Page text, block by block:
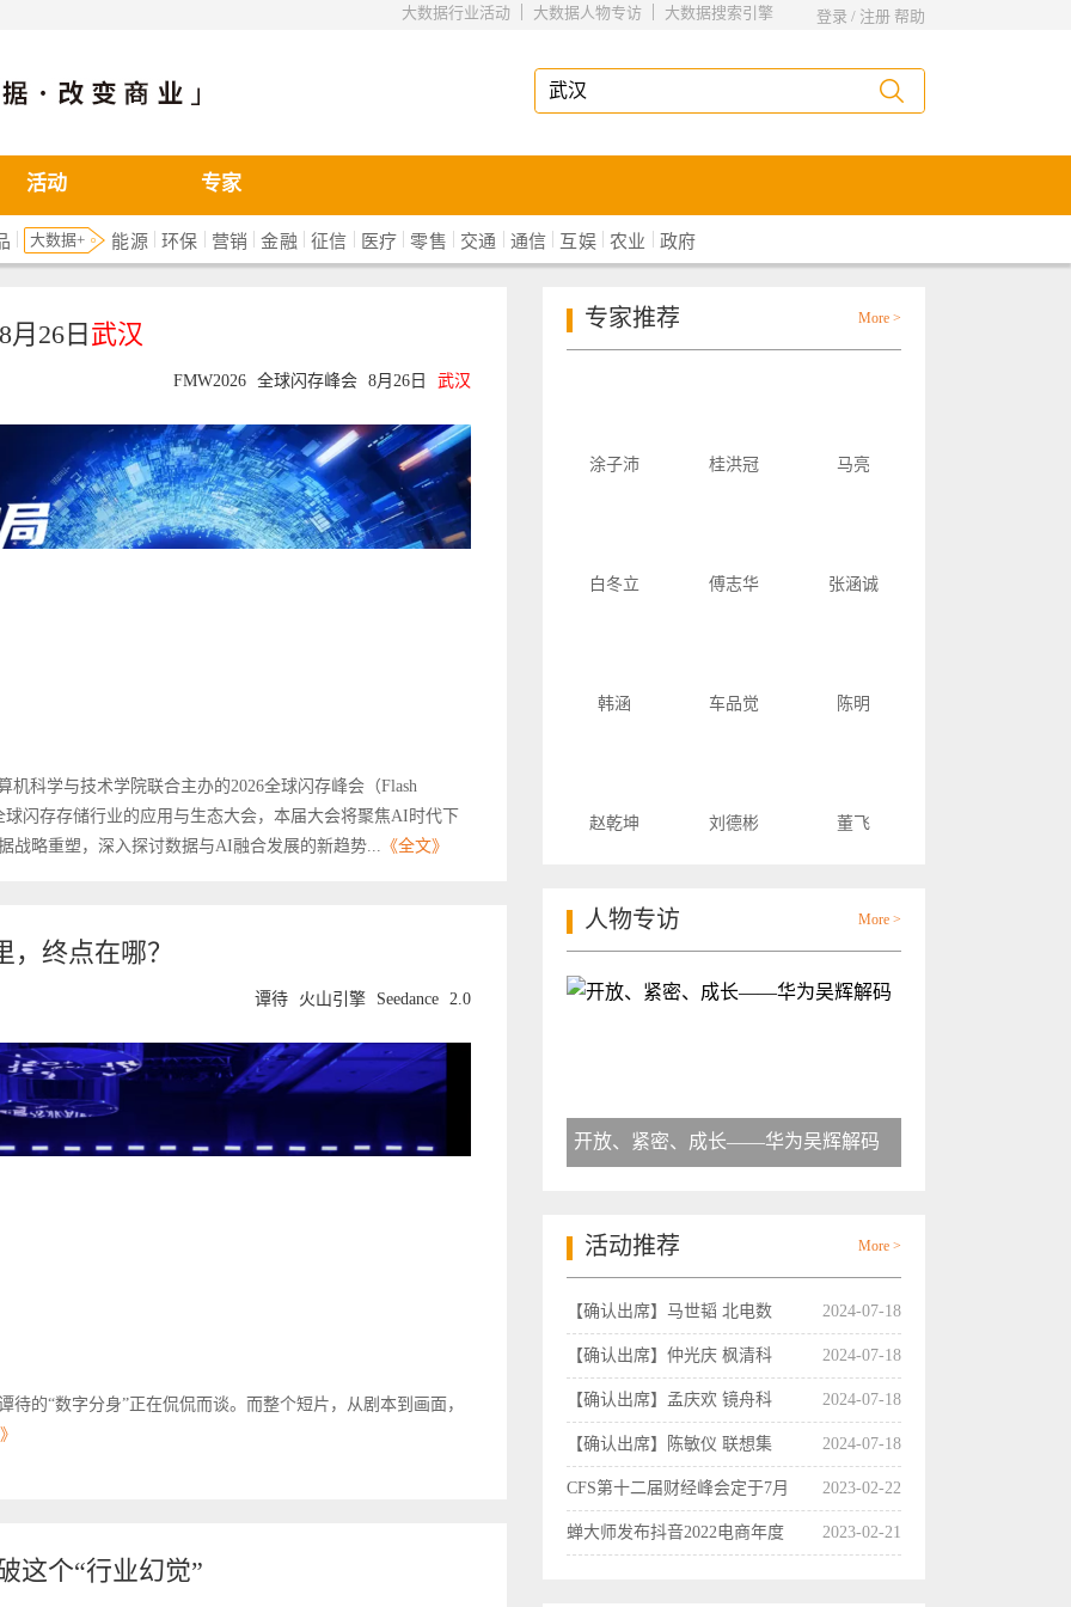
登录 / 注册 帮助
大数据搜索引擎
|
大数据人物专访
|
大数据行业活动
活动 专家
| 大数据+ 能源 |环保 | 营销 |金融 |征信 | 医疗 | 零售 | 交通 | 通信 | 互娱 | 农业 | 政府
26日 武汉
FMW2026 全球闪存峰会 8月26日 武汉
机科学与技术学院联合主办的2026全球闪存峰会（Flash
球闪存存储行业的应用与生态大会，本届大会将聚焦AI时代下
战略重塑，深入探讨数据与AI融合发展的新趋势... 《全文》
终点在哪？
谭待 火山引擎 Seedance 2.0
的“数字分身”正在侃侃而谈。而整个短片，从剧本到画面，
这个“行业幻觉”
专家推荐 More >
涂子沛 桂洪冠 马亮
白冬立 傅志华 张涵诚
韩涵 车品觉 陈明
赵乾坤 刘德彬 董飞
人物专访 More >
开放、紧密、成长——华为吴辉解码
活动推荐 More >
【确认出席】马世韬 北电数 2024-07-18
【确认出席】仲光庆 枫清科 2024-07-18
【确认出席】孟庆欢 镜舟科 2024-07-18
【确认出席】陈敏仪 联想集 2024-07-18
CFS第十二届财经峰会定于7月 2023-02-22
蝉大师发布抖音2022电商年度 2023-02-21